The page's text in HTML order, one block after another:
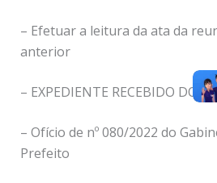
– Efetuar a leitura da ata da
anterior
– EXPEDIENTE RECEBIDO DO
– Ofício de nº 080/2022 do
Prefeito